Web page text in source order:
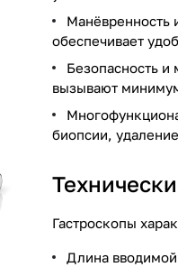
Манёвренность
обеспечивает
Безопасность
вызывают
биопсии,
Гастроскопы
Длина